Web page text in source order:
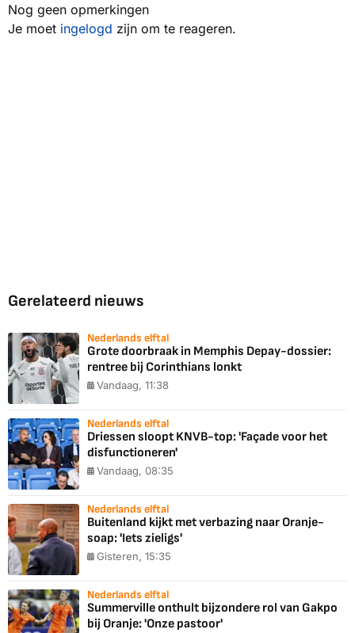
Nog geen opmerkingen
Je moet ingelogd zijn om te reageren.
Gerelateerd nieuws
Nederlands elftal
Grote doorbraak in Memphis Depay-dossier:
rentree bij Corinthians lonkt
Vandaag, 11:38
Nederlands elftal
Driessen sloopt KNVB-top: 'Façade voor het
disfunctioneren'
Vandaag, 08:35
Nederlands elftal
Buitenland kijkt met verbazing naar Oranje-
soap: 'Iets zieligs'
Gisteren, 15:35
Nederlands elftal
Summerville onthult bijzondere rol van Gakpo
bij Oranje: 'Onze pastoor'